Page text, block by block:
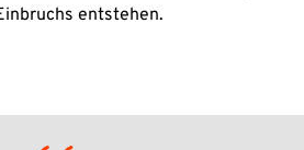
entstehen.